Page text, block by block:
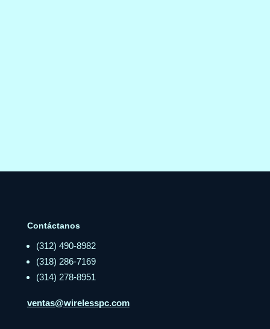
Contáctanos
(312) 490-8982
(318) 286-7169
(314) 278-8951
ventas@wirelesspc.com